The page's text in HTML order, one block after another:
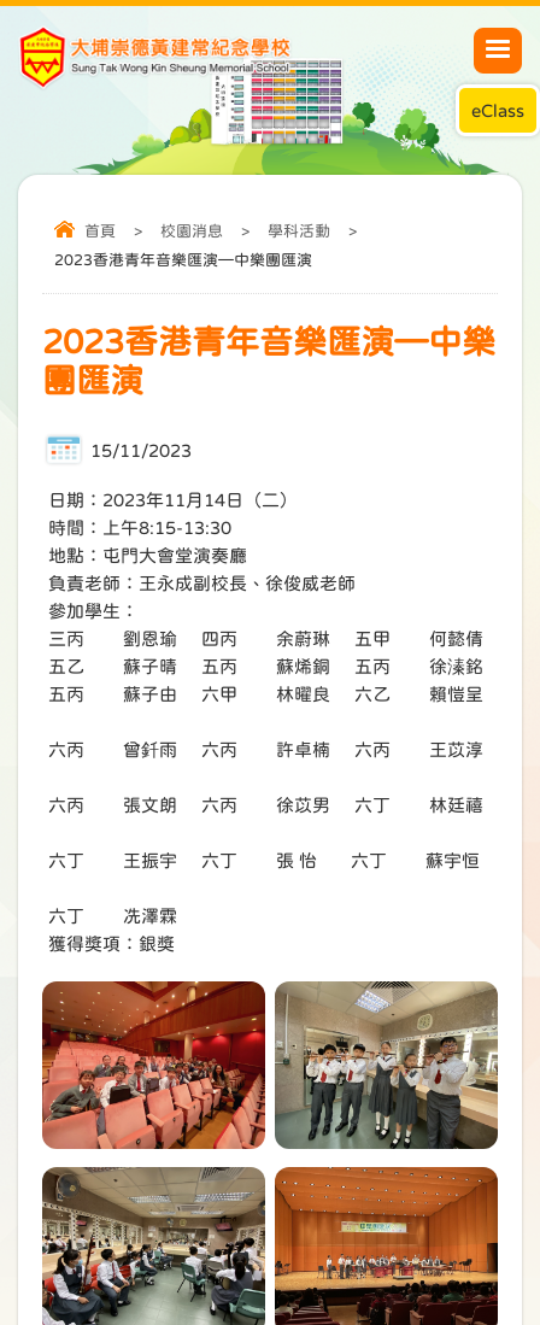
eClass
首頁 > 校園消息 > 學科活動
>
2023香港青年音樂匯演—中樂團匯演
2023香港青年音樂匯演—中樂
團匯演
15/11/2023
日期：2023年11月14日（二）
時間：上午8:15-13:30
地點：屯門大會堂演奏廳
負責老師：王永成副校長、徐俊威老師
參加學生：
三丙 劉恩瑜 四丙 余蔚琳 五甲 何懿倩
五乙 蘇子晴 五丙 蘇烯銅 五丙 徐溱銘
五丙 蘇子由 六甲 林曜良 六乙 賴愷呈
六丙 曾釺雨 六丙 許卓楠 六丙 王苡淳
六丙 張文朗 六丙 徐苡男 六丁 林廷禧
六丁 王振宇 六丁 張 怡 六丁 蘇宇恒
六丁 冼澤霖
獲得獎項：銀獎